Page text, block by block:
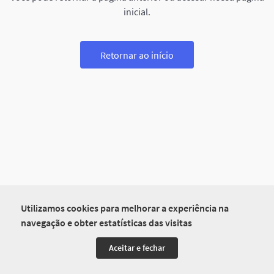
Utilizamos cookies para melhorar a experiência na
navegação e obter estatísticas das visitas
Aceitar e fechar
inicial.
Retornar ao início